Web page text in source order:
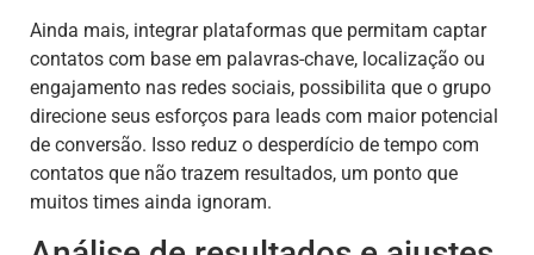
Ainda mais, integrar plataformas que permitam captar
contatos com base em palavras-chave, localização ou
engajamento nas redes sociais, possibilita que o grupo
direcione seus esforços para leads com maior potencial
de conversão. Isso reduz o desperdício de tempo com
contatos que não trazem resultados, um ponto que
muitos times ainda ignoram.